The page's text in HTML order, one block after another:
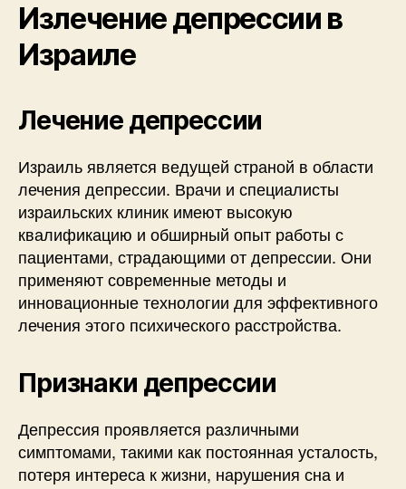
Излечение депрессии в
Израиле
Лечение депрессии
Израиль является ведущей страной в области
лечения депрессии. Врачи и специалисты
израильских клиник имеют высокую
квалификацию и обширный опыт работы с
пациентами, страдающими от депрессии. Они
применяют современные методы и
инновационные технологии для эффективного
лечения этого психического расстройства.
Признаки депрессии
Депрессия проявляется различными
симптомами, такими как постоянная усталость,
потеря интереса к жизни, нарушения сна и